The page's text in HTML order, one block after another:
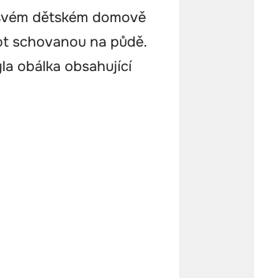
dětském domově
schovanou na půdě.
obálka obsahující